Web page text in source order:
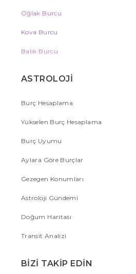
Oğlak Burcu
Kova Burcu
Balık Burcu
ASTROLOJİ
Burç Hesaplama
Yükselen Burç Hesaplama
Burç Uyumu
Aylara Göre Burçlar
Gezegen Konumları
Astroloji Gündemi
Doğum Haritası
Transit Analizi
BİZİ TAKİP EDİN